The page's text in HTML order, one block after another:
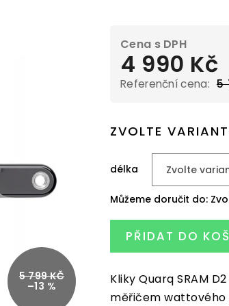
5 799 KČ
–13 %
5
4 990 Kč
ZVOLTE
délka
Můžeme doručit do:
PŘIDAT DO
Kliky Quarq SRAM
měřičem wattového